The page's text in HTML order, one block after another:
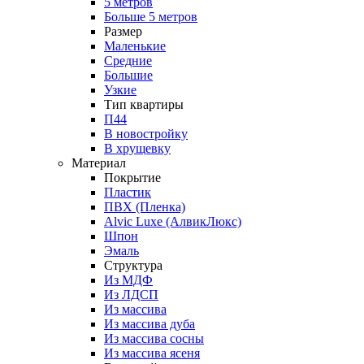
Больше 5 метров
Размер
Маленькие
Средние
Большие
Узкие
Тип квартиры
П44
В новостройку
В хрущевку
Материал
Покрытие
Пластик
ПВХ (Пленка)
Alvic Luxe (АлвикЛюкс)
Шпон
Эмаль
Структура
Из МДФ
Из ЛДСП
Из массива
Из массива дуба
Из массива сосны
Из массива ясеня